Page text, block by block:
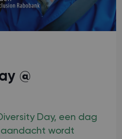
@
Day, een dag
wordt